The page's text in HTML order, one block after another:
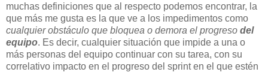
muchas definiciones que al respecto podemos encontrar, la
que más me gusta es la que ve a los impedimentos como
cualquier obstáculo que bloquea o demora el progreso del
equipo. Es decir, cualquier situación que impide a una o
más personas del equipo continuar con su tarea, con su
correlativo impacto en el progreso del sprint en el que estén